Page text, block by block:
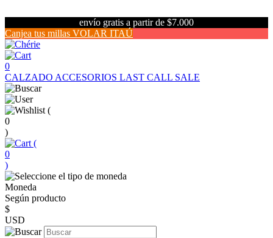
envío gratis a partir de $7.000
Canjea tus millas VOLAR ITAÚ
0
CALZADO ACCESORIOS LAST CALL SALE
(
0
)
(
0
)
Moneda
Según producto
$
USD